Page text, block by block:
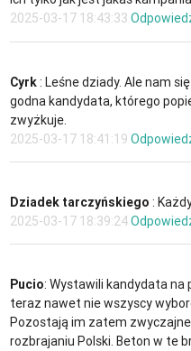
2025-03-17 18:43:33
Cyrk: Leśne dziady. Ale nam
godna kandydata, którego
zwyżkuje.
2025-03-17 18:41:19
Dziadek tarczyńskiego :
2025-03-17 18:39:24
Pucio: Wystawili kandydata
teraz nawet nie wszyscy
Pozostają im zatem
rozbrajaniu Polski. Beton w te